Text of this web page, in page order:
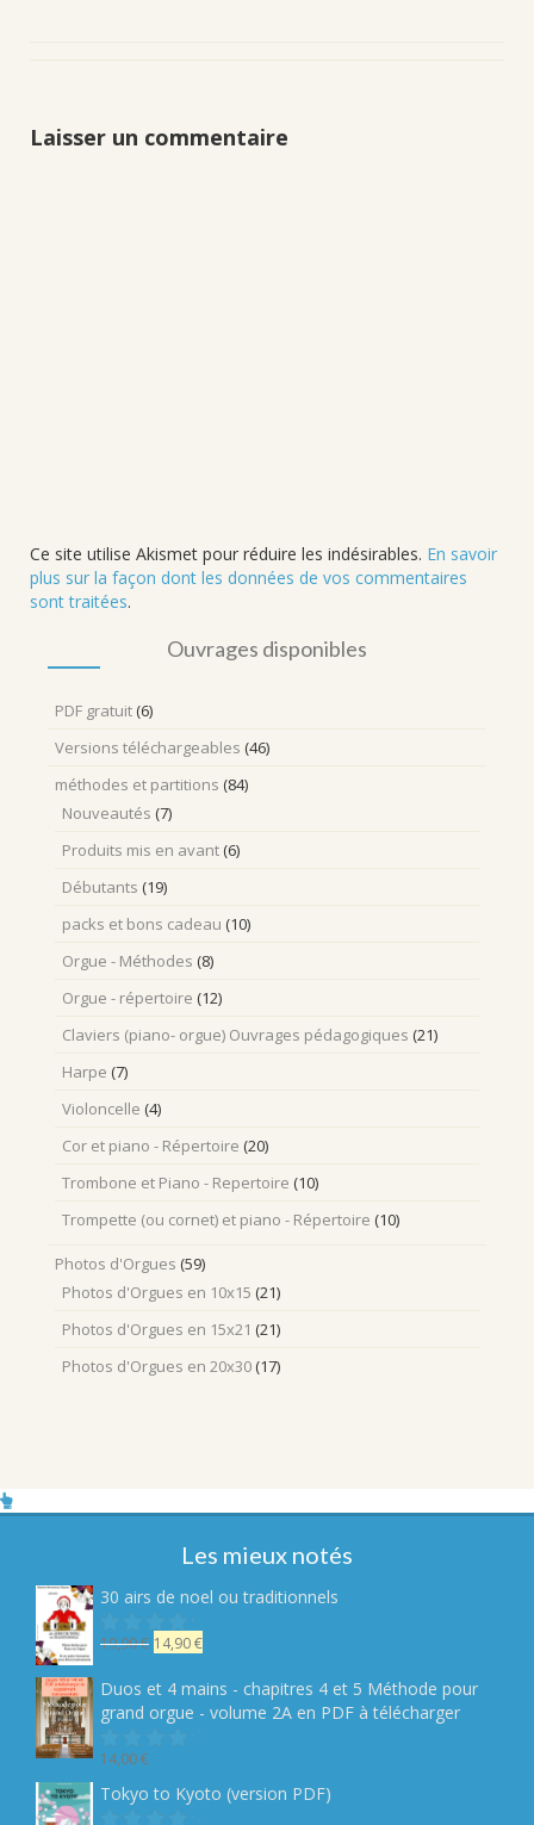
Laisser un commentaire
Ce site utilise Akismet pour réduire les indésirables. En savoir
plus sur la façon dont les données de vos commentaires
sont traitées.
Ouvrages disponibles
PDF gratuit (6)
Versions téléchargeables (46)
méthodes et partitions (84)
Nouveautés (7)
Produits mis en avant (6)
Débutants (19)
packs et bons cadeau (10)
Orgue - Méthodes (8)
Orgue - répertoire (12)
Claviers (piano- orgue) Ouvrages pédagogiques (21)
Harpe (7)
Violoncelle (4)
Cor et piano - Répertoire (20)
Trombone et Piano - Repertoire (10)
Trompette (ou cornet) et piano - Répertoire (10)
Photos d'Orgues (59)
Photos d'Orgues en 10x15 (21)
Photos d'Orgues en 15x21 (21)
Photos d'Orgues en 20x30 (17)
Les mieux notés
30 airs de noel ou traditionnels
Notesur
5
19,90€ Le
initial
était :
19,90 €.
14,90€Le
actuel
est :
Duos et 4 mains - chapitres 4 et 5 Méthode pour
grand orgue - volume 2A en PDF à télécharger
Note
5
14,00€
Tokyo to Kyoto (version PDF)